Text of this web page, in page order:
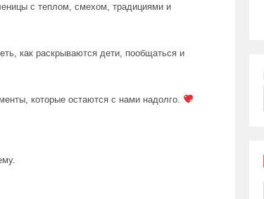
с теплом, смехом, традициями и
как раскрываются дети, пообщаться и
которые остаются с нами надолго.